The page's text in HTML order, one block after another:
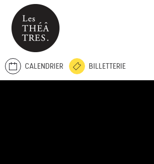
CALENDRIER BILLETTERIE